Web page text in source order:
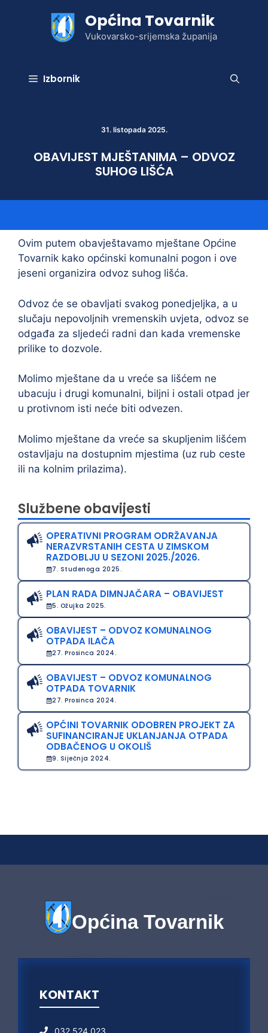
Općina Tovarnik
Vukovarsko-srijemska županija
Izbornik
31. listopada 2025.
OBAVIJEST MJEŠTANIMA – ODVOZ
SUHOG LIŠĆA
Ovim putem obavještavamo mještane Općine
Tovarnik kako općinski komunalni pogon i ove
jeseni organizira odvoz suhog lišća.
Odvoz će se obavljati svakog ponedjeljka, a u
slučaju nepovoljnih vremenskih uvjeta, odvoz se
odgađa za sljedeći radni dan kada vremenske
prilike to dozvole.
Molimo mještane da u vreće sa lišćem ne
ubacuju i drugi komunalni, biljni i ostali otpad jer
u protivnom isti neće biti odvezen.
Molimo mještane da vreće sa skupljenim lišćem
ostavljaju na dostupnim mjestima (uz rub ceste
ili na kolnim prilazima).
Službene obavijesti
OPERATIVNI PROGRAM ODRŽAVANJA
NERAZVRSTANIH CESTA U ZIMSKOM
RAZDOBLJU U SEZONI 2025./2026.
7. Studenoga 2025.
PLAN RADA DIMNJAČARA – OBAVIJEST
5. Ožujka 2025.
OBAVIJEST – ODVOZ KOMUNALNOG
OTPADA ILAČA
27. Prosinca 2024.
OBAVIJEST – ODVOZ KOMUNALNOG
OTPADA TOVARNIK
27. Prosinca 2024.
OPĆINI TOVARNIK ODOBREN PROJEKT ZA
SUFINANCIRANJE UKLANJANJA OTPADA
ODBAČENOG U OKOLIŠ
9. Siječnja 2024.
Općina Tovarnik
KONTAKT
032 524 023